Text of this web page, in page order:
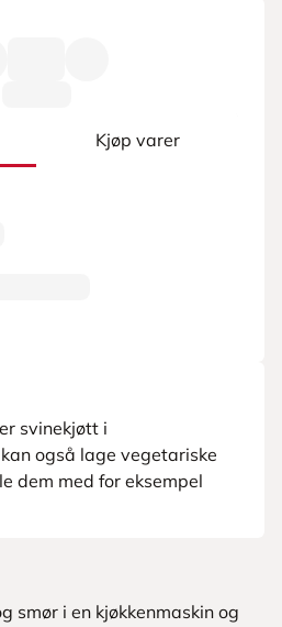
Kjøp varer
svinekjøtt i
også lage vegetariske
dem med for eksempel
smør i en kjøkkenmaskin og